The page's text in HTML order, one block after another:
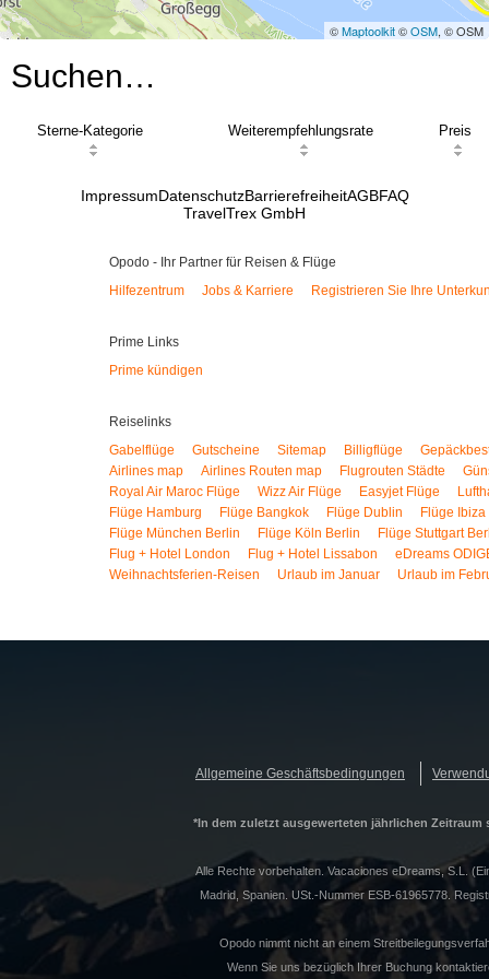
©Maptoolkit©OSM, © OSM
Suchen…
Sterne-Kategorie Weiterempfehlungsrate Preis
ImpressumDatenschutzBarrierefreiheitAGBFAQ
TravelTrex GmbH